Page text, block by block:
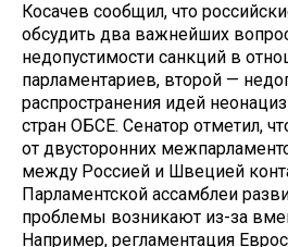
Косачев сообщил, что
обсудить два важнейших
недопустимости санкций в
парламентариев, второй —
распространения идей
стран ОБСЕ. Сенатор отметил,
от двусторонних
между Россией и Швецией
Парламентской ассамблеи
проблемы возникают из-за
Например, регламентация